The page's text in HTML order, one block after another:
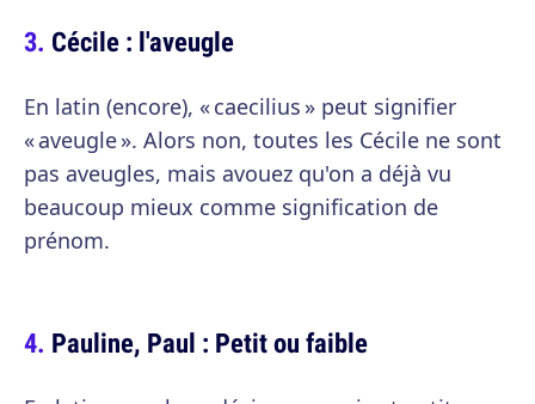
Cécile : l'aveugle
En latin (encore), « caecilius » peut signifier
« aveugle ». Alors non, toutes les Cécile ne sont
pas aveugles, mais avouez qu'on a déjà vu
beaucoup mieux comme signification de
prénom.
Pauline, Paul : Petit ou faible